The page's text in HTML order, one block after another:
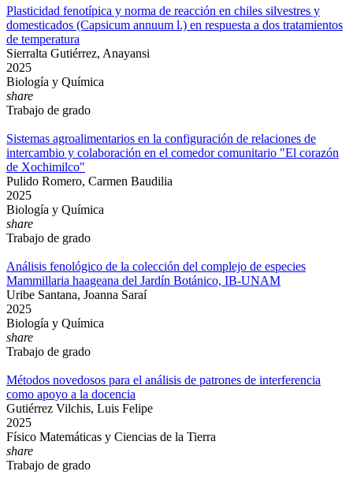
Plasticidad fenotípica y norma de reacción en chiles silvestres y
domesticados (Capsicum annuum l.) en respuesta a dos tratamientos
de temperatura
Sierralta Gutiérrez, Anayansi
2025
Biología y Química
share
Trabajo de grado
Sistemas agroalimentarios en la configuración de relaciones de
intercambio y colaboración en el comedor comunitario "El corazón
de Xochimilco"
Pulido Romero, Carmen Baudilia
2025
Biología y Química
share
Trabajo de grado
Análisis fenológico de la colección del complejo de especies
Mammillaria haageana del Jardín Botánico, IB-UNAM
Uribe Santana, Joanna Saraí
2025
Biología y Química
share
Trabajo de grado
Métodos novedosos para el análisis de patrones de interferencia
como apoyo a la docencia
Gutiérrez Vilchis, Luis Felipe
2025
Físico Matemáticas y Ciencias de la Tierra
share
Trabajo de grado